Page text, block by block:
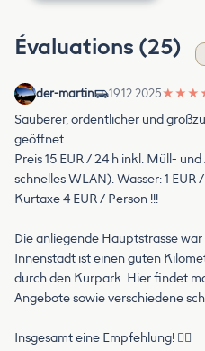
Évaluations (25)
der-martin 19.12.2025★ ★ ★
Sauberer, ordentlicher und
geöffnet.
Preis 15 EUR / 24 h inkl. Müll-
schnelles WLAN). Wasser: 1 EUR
Kurtaxe 4 EUR / Person !!!
Die anliegende Hauptstrasse
Innenstadt ist einen guten
durch den Kurpark. Hier findet
Angebote sowie verschiedene
Insgesamt eine Empfehlung! 👍🏻